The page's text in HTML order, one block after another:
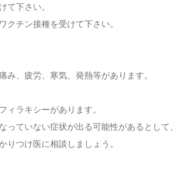
て下さい。
クチン接種を受けて下さい。
、疲労、寒気、発熱等があります。
ィラキシーがあります。
ていない症状が出る可能性があるとして、
つけ医に相談しましょう。